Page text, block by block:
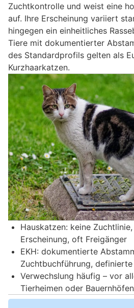
Zuchtkontrolle und weist eine
auf. Ihre Erscheinung variiert
hingegen ein einheitliches
Tiere mit dokumentierter
des Standardprofils gelten als
Kurzhaarkatzen.
Hauskatzen: keine
Erscheinung, oft Freigänger
EKH: dokumentierte
Zuchtbuchführung,
Verwechslung häufig – vor
Tierheimen oder Bauernhöfen